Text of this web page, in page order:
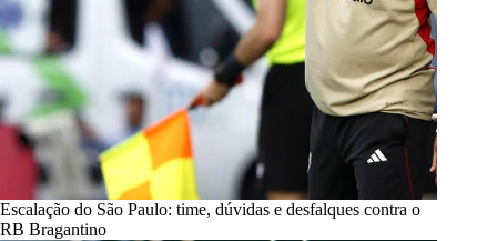
Escalação do São Paulo: time, dúvidas e desfalques contra o
RB Bragantino